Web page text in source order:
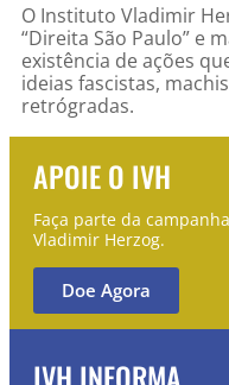
O Instituto Vladimir
“Direita São Paulo” e
existência de ações
ideias fascistas,
retrógradas.
APOIE O IVH
Faça parte da
Vladimir Herzog.
Doe Agora